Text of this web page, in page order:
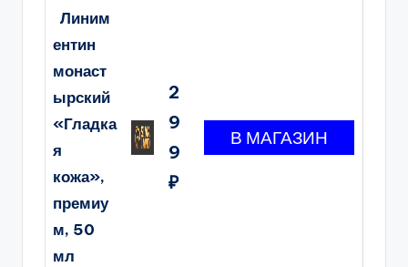
Линим
ентин
монаст
ырский
«Гладка
я
кожа»,
премиу
м, 50
мл
2
9
9
₽